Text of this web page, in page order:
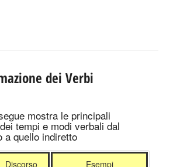
dei Verbi
mostra le principali
tempi e modi verbali dal
a quello indiretto
Discorso
Esempi